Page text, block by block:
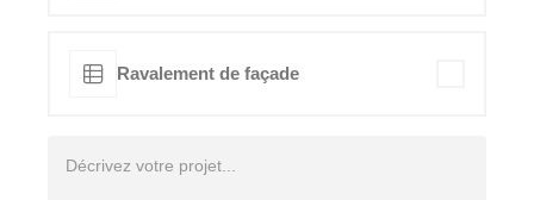
Ravalement de façade